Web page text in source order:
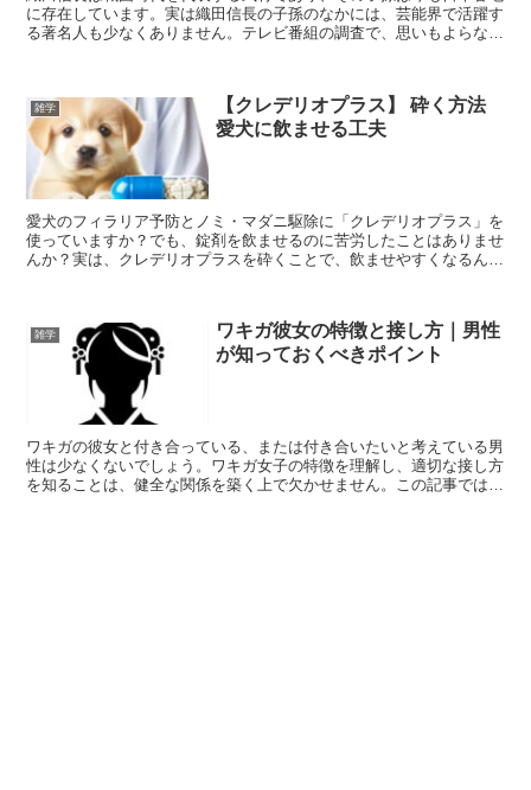
に存在しています。実は織田信長の子孫のなかには、芸能界で活躍す
る著名人も少なくありません。テレビ番組の調査で、思いもよらない
雑学
【クレデリオプラス】 砕く方法
愛犬に飲ませる工夫
愛犬のフィラリア予防とノミ・マダニ駆除に「クレデリオプラス」を
使っていますか？でも、錠剤を飲ませるのに苦労したことはありませ
んか？実は、クレデリオプラスを砕くことで、飲ませやすくなるんで
雑学
ワキガ彼女の特徴と接し方｜男性
が知っておくべきポイント
ワキガの彼女と付き合っている、または付き合いたいと考えている男
性は少なくないでしょう。ワキガ女子の特徴を理解し、適切な接し方
を知ることは、健全な関係を築く上で欠かせません。この記事では、